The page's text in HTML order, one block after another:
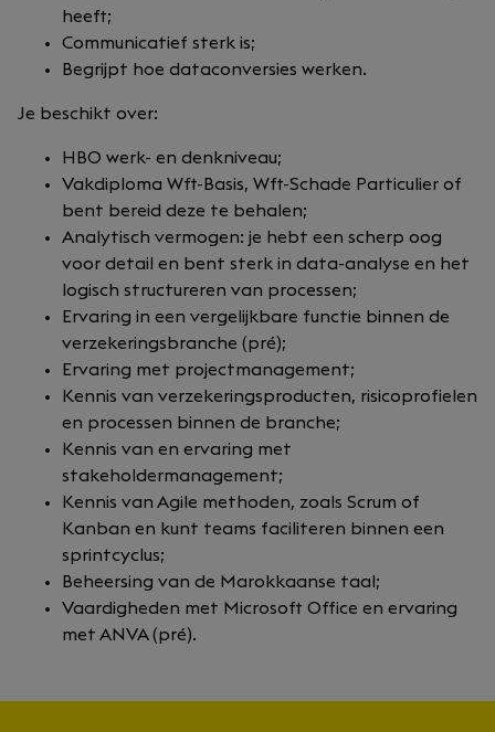
heeft;
Communicatief sterk is;
Begrijpt hoe dataconversies werken.
Je beschikt over:
HBO werk- en denkniveau;
Vakdiploma Wft-Basis, Wft-Schade Particulier of
bent bereid deze te behalen;
Analytisch vermogen: je hebt een scherp oog
voor detail en bent sterk in data-analyse en het
logisch structureren van processen;
Ervaring in een vergelijkbare functie binnen de
verzekeringsbranche (pré);
Ervaring met projectmanagement;
Kennis van verzekeringsproducten, risicoprofielen
en processen binnen de branche;
Kennis van en ervaring met
stakeholdermanagement;
Kennis van Agile methoden, zoals Scrum of
Kanban en kunt teams faciliteren binnen een
sprintcyclus;
Beheersing van de Marokkaanse taal;
Vaardigheden met Microsoft Office en ervaring
met ANVA (pré).